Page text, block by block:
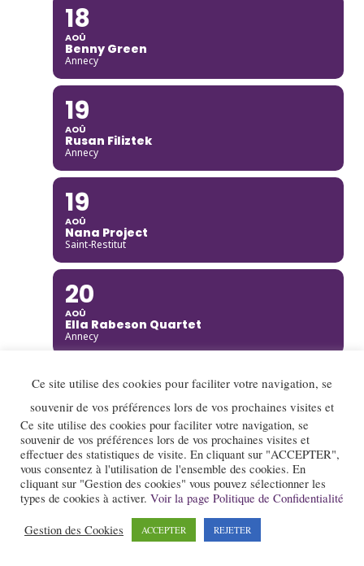
18
AOÛ
Benny Green
Annecy
19
AOÛ
Rusan Filiztek
Annecy
19
AOÛ
Nana Project
Saint-Restitut
20
AOÛ
Ella Rabeson Quartet
Annecy
20
AOÛ
Ariane Racicot Trio
Donzère
20
AOÛ
Carmen Bradford Quartet
Ce site utilise des cookies pour faciliter votre navigation, se
souvenir de vos préférences lors de vos prochaines visites et
Ce site utilise des cookies pour faciliter votre navigation, se
souvenir de vos préférences lors de vos prochaines visites et
effectuer des statistiques de visite. En cliquant sur "ACCEPTER",
vous consentez à l'utilisation de l'ensemble des cookies. En
cliquant sur "Gestion des cookies" vous pouvez sélectionner les
types de cookies à activer. Voir la page Politique de Confidentialité
Gestion des Cookies ACCEPTER REJETER